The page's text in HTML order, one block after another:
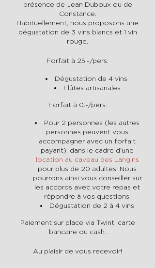
présence de Jean Duboux ou de
Constance.
Habituellement, nous proposons une
dégustation de 3 vins blancs et 1 vin
rouge.
Forfait à 25.-/pers:
Dégustation de 4 vins
Flûtes artisanales
Forfait à 0.-/pers:
Pour 2 personnes (les autres
personnes peuvent vous
accompagner avec un forfait
payant), dans le cadre d'une
location au caveau des Langins
pour plus de 20 adultes. Nous
pourrons ainsi vous conseiller sur
les accords avec votre repas et
répondre à vos questions.
Dégustation de 2 à 4 vins
Paiement sur place via Twint, carte
bancaire ou cash.
Au plaisir de vous recevoir!